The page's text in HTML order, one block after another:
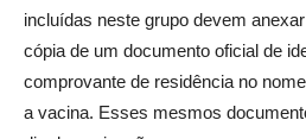
incluídas neste grupo devem
cópia de um documento oficial de
comprovante de residência no
a vacina. Esses mesmos